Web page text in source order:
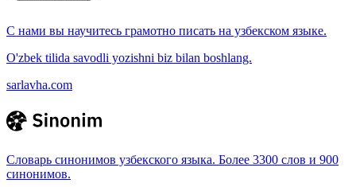
С нами вы научитесь грамотно писать на узбекском языке.
O'zbek tilida savodli yozishni biz bilan boshlang.
sarlavha.com
Словарь синонимов узбекского языка. Более 3300 слов и 900
синонимов.